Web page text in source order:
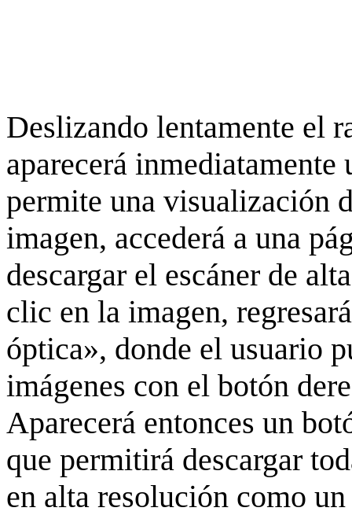
Deslizando lentamente el
aparecerá
permite una visualización
imagen, accederá a una
descargar el escáner de
clic en la imagen,
óptica», donde el usuario
imágenes con el botón
Aparecerá entonces un
que permitirá descargar
en alta resolución como